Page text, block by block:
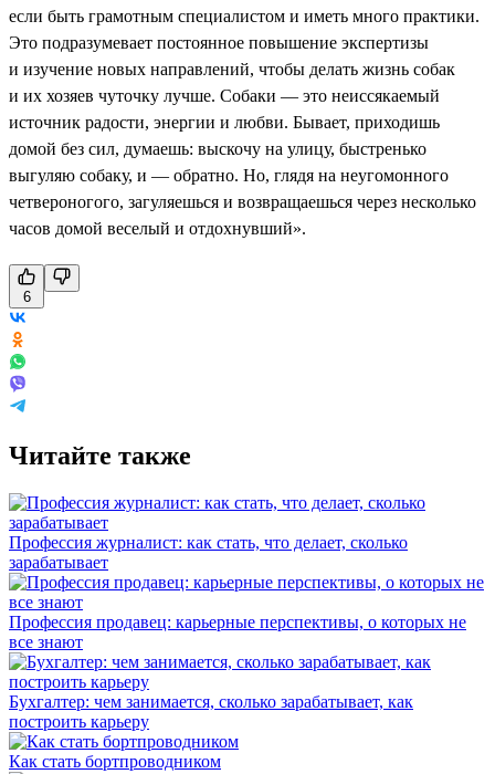
если быть грамотным специалистом и иметь много практики.
Это подразумевает постоянное повышение экспертизы
и изучение новых направлений, чтобы делать жизнь собак
и их хозяев чуточку лучше. Собаки — это неиссякаемый
источник радости, энергии и любви. Бывает, приходишь
домой без сил, думаешь: выскочу на улицу, быстренько
выгуляю собаку, и — обратно. Но, глядя на неугомонного
четвероногого, загуляешься и возвращаешься через несколько
часов домой веселый и отдохнувший».
6
Читайте также
Профессия журналист: как стать, что делает, сколько
зарабатывает
Профессия продавец: карьерные перспективы, о которых не
все знают
Бухгалтер: чем занимается, сколько зарабатывает, как
построить карьеру
Как стать бортпроводником